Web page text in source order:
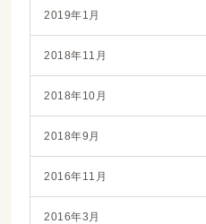
2019年1月
2018年11月
2018年10月
2018年9月
2016年11月
2016年3月